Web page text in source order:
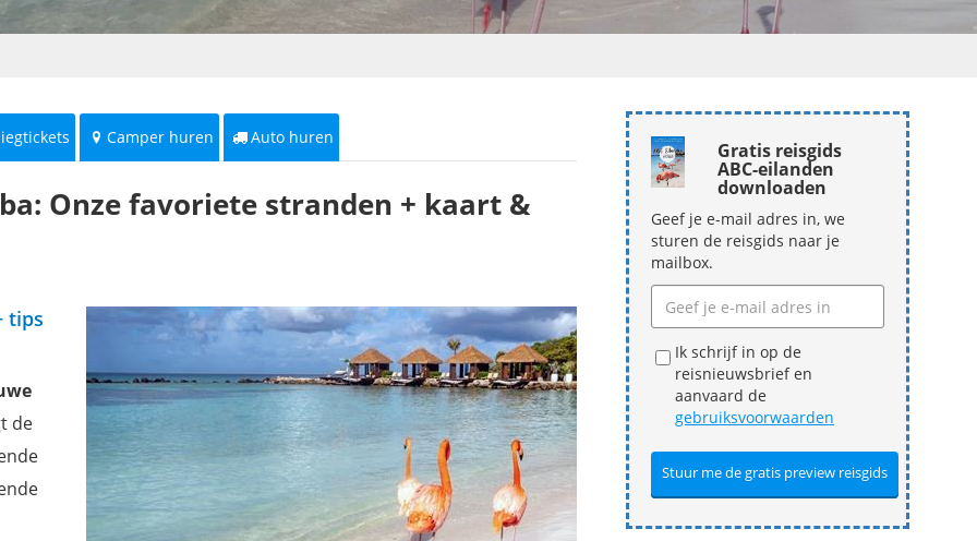
Camper huren Auto huren
Onze favoriete stranden + kaart &
tips
de
Gratis reisgids
ABC-eilanden
downloaden
Geef je e-mail adres in, we
sturen de reisgids naar je
mailbox.
Ik schrijf in op de
reisnieuwsbrief en
aanvaard de
gebruiksvoorwaarden